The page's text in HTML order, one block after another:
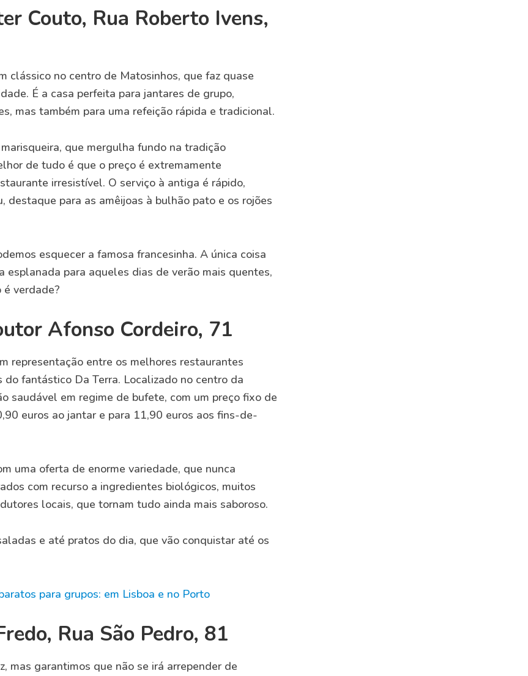
Couto, Rua Roberto Ivens,
clássico no centro de Matosinhos, que faz quase
É a casa perfeita para jantares de grupo,
mas também para uma refeição rápida e tradicional.
que mergulha fundo na tradição
de tudo é que o preço é extremamente
irresistível. O serviço à antiga é rápido,
destaque para as amêijoas à bulhão pato e os rojões
esquecer a famosa francesinha. A única coisa
esplanada para aqueles dias de verão mais quentes,
verdade?
Afonso Cordeiro, 71
representação entre os melhores restaurantes
fantástico Da Terra. Localizado no centro da
saudável em regime de bufete, com um preço fixo de
euros ao jantar e para 11,90 euros aos fins-de-
uma oferta de enorme variedade, que nunca
com recurso a ingredientes biológicos, muitos
locais, que tornam tudo ainda mais saboroso.
e até pratos do dia, que vão conquistar até os
para grupos: em Lisboa e no Porto
Rua São Pedro, 81
mas garantimos que não se irá arrepender de